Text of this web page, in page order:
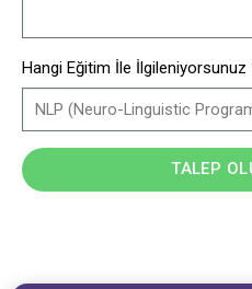
Hangi Eğitim İle İlgileniyorsunuz
TALEP